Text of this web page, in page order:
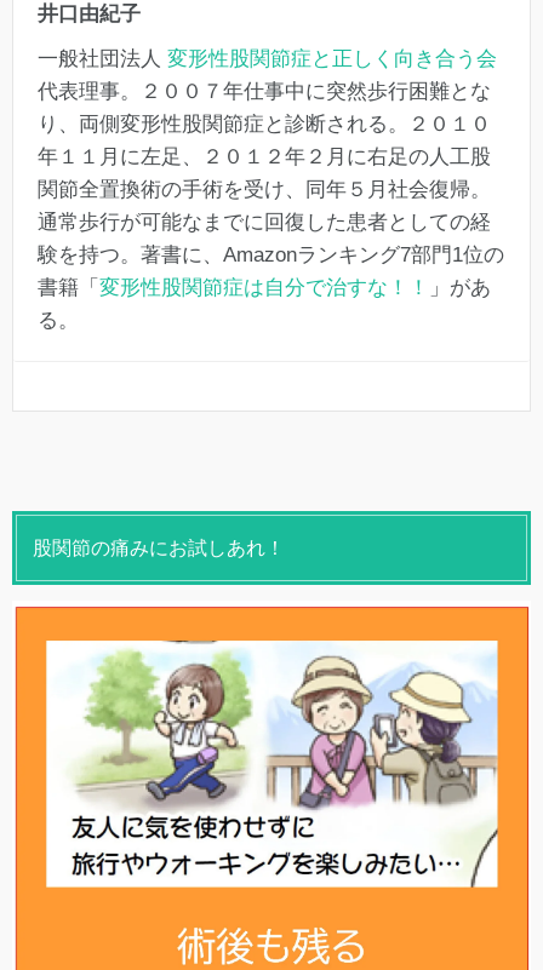
井口由紀子
一般社団法人 変形性股関節症と正しく向き合う会
代表理事。２００７年仕事中に突然歩行困難とな
り、両側変形性股関節症と診断される。２０１０
年１１月に左足、２０１２年２月に右足の人工股
関節全置換術の手術を受け、同年５月社会復帰。
通常歩行が可能なまでに回復した患者としての経
験を持つ。著書に、Amazonランキング7部門1位の
書籍「 変形性股関節症は自分で治すな！！
」があ
る。
股関節の痛みにお試しあれ！